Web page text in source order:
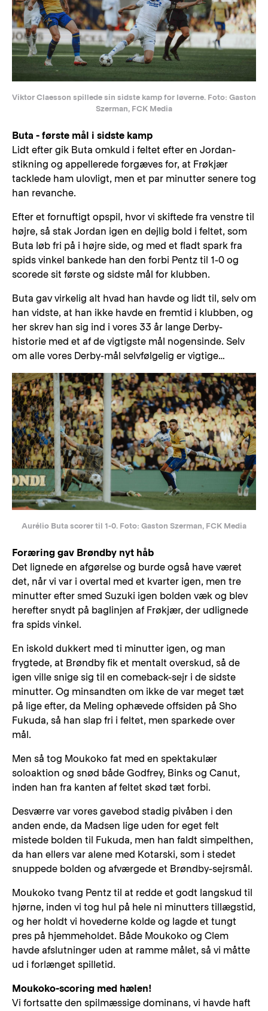
Viktor Claesson spillede sin sidste kamp for løverne. Foto: Gaston
Szerman, FCK Media
Buta - første mål i sidste kamp
Lidt efter gik Buta omkuld i feltet efter en Jordan-
stikning og appellerede forgæves for, at Frøkjær
tacklede ham ulovligt, men et par minutter senere tog
han revanche.
Efter et fornuftigt opspil, hvor vi skiftede fra venstre til
højre, så stak Jordan igen en dejlig bold i feltet, som
Buta løb fri på i højre side, og med et fladt spark fra
spids vinkel bankede han den forbi Pentz til 1-0 og
scorede sit første og sidste mål for klubben.
Buta gav virkelig alt hvad han havde og lidt til, selv om
han vidste, at han ikke havde en fremtid i klubben, og
her skrev han sig ind i vores 33 år lange Derby-
historie med et af de vigtigste mål nogensinde. Selv
om alle vores Derby-mål selvfølgelig er vigtige…
Aurélio Buta scorer til 1-0. Foto: Gaston Szerman, FCK Media
Foræring gav Brøndby nyt håb
Det lignede en afgørelse og burde også have været
det, når vi var i overtal med et kvarter igen, men tre
minutter efter smed Suzuki igen bolden væk og blev
herefter snydt på baglinjen af Frøkjær, der udlignede
fra spids vinkel.
En iskold dukkert med ti minutter igen, og man
frygtede, at Brøndby fik et mentalt overskud, så de
igen ville snige sig til en comeback-sejr i de sidste
minutter. Og minsandten om ikke de var meget tæt
på lige efter, da Meling ophævede offsiden på Sho
Fukuda, så han slap fri i feltet, men sparkede over
mål.
Men så tog Moukoko fat med en spektakulær
soloaktion og snød både Godfrey, Binks og Canut,
inden han fra kanten af feltet skød tæt forbi.
Desværre var vores gavebod stadig pivåben i den
anden ende, da Madsen lige uden for eget felt
mistede bolden til Fukuda, men han faldt simpelthen,
da han ellers var alene med Kotarski, som i stedet
snuppede bolden og afværgede et Brøndby-sejrsmål.
Moukoko tvang Pentz til at redde et godt langskud til
hjørne, inden vi tog hul på hele ni minutters tillægstid,
og her holdt vi hovederne kolde og lagde et tungt
pres på hjemmeholdet. Både Moukoko og Clem
havde afslutninger uden at ramme målet, så vi måtte
ud i forlænget spilletid.
Moukoko-scoring med hælen!
Vi fortsatte den spilmæssige dominans, vi havde haft